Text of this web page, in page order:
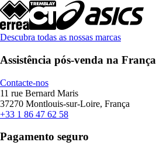
Descubra todas as nossas marcas
Assistência pós-venda na França
Contacte-nos
11 rue Bernard Maris
37270 Montlouis-sur-Loire, França
+33 1 86 47 62 58
Pagamento seguro